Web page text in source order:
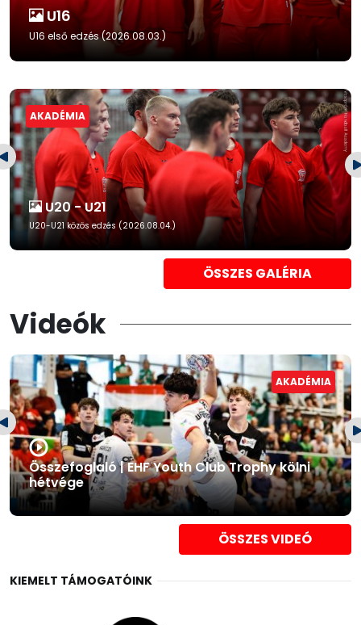
U16
U16 első edzés (2026.08.03.)
AKADÉMIA
U20 - U21
U20-U21 közös edzés (2026.08.04.)
ÖSSZES GALÉRIA
Videók
AKADÉMIA
Összefoglaló | EHF Youth Club Trophy kölni
hétvége
ÖSSZES VIDEÓ
KIEMELT TÁMOGATÓINK